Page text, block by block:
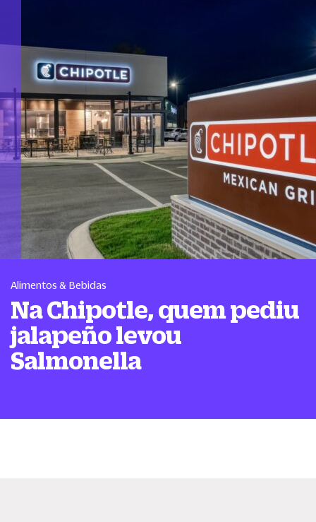
Alimentos & Bebidas
Na Chipotle, quem pediu
jalapeño levou
Salmonella